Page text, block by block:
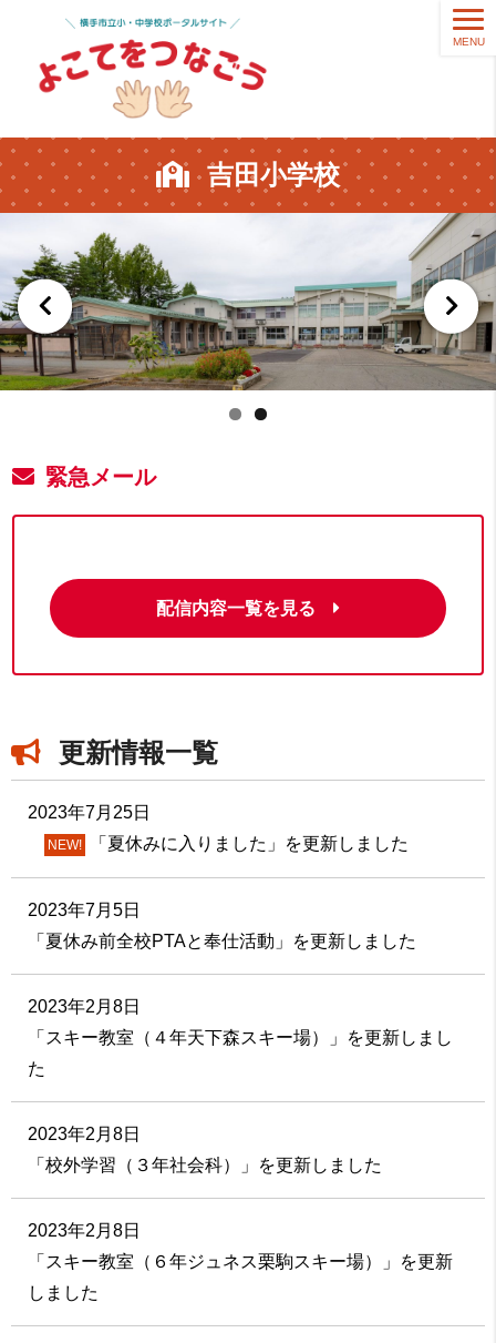
吉田小学校
MENU
緊急メール
配信内容一覧を見る
更新情報一覧
2023年7月25日
NEW! 「夏休みに入りました」を更新しました
2023年7月5日
「夏休み前全校PTAと奉仕活動」を更新しました
2023年2月8日
「スキー教室（４年天下森スキー場）」を更新しまし
た
2023年2月8日
「校外学習（３年社会科）」を更新しました
2023年2月8日
「スキー教室（６年ジュネス栗駒スキー場）」を更新
しました